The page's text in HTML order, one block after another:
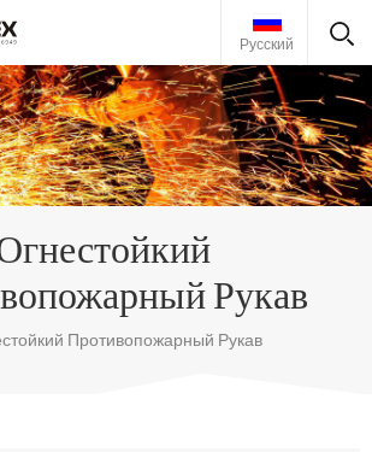
Русский
Рукав
Противопожарный Рукав